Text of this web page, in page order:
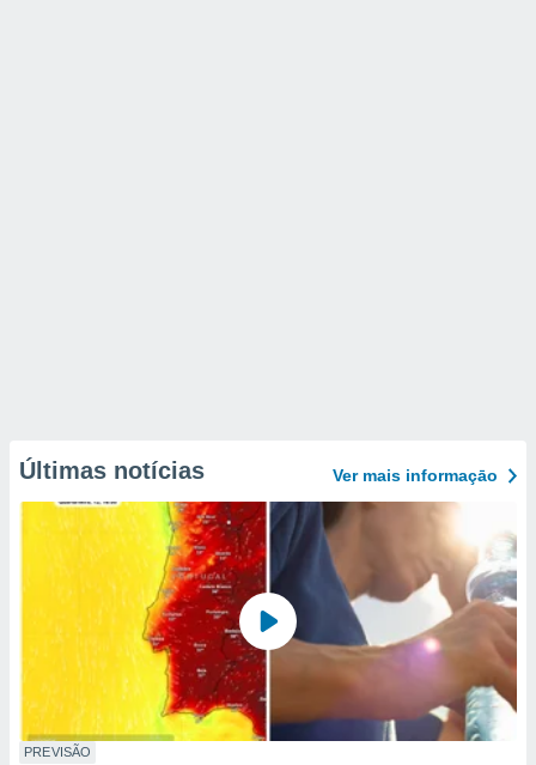
Últimas notícias Ver mais informaçāo
PREVISÃO